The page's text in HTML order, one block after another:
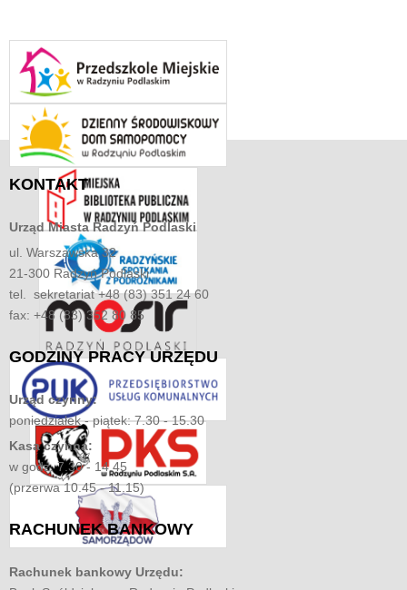
KONTAKT
Urząd MiastaRadzyń Podlaski
ul. Warszawska 32
21-300 Radzyń Podlaski
tel. sekretariat +48 (83) 351 24 60
fax: +48 (83) 352 80 85
GODZINYPRACY URZĘDU
Urząd czynny:
poniedziałek - piątek: 7.30 - 15.30
Kasa czynna:
w godz. 7.30 - 14.45
(przerwa 10.45 - 11.15)
RACHUNEKBANKOWY
Rachunek bankowy Urzędu: